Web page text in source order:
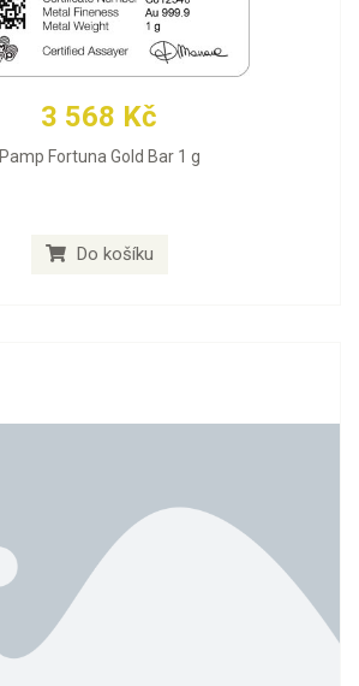
3 568 Kč
Pamp Fortuna Gold Bar 1 g
Do košíku